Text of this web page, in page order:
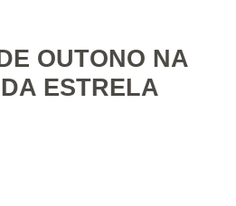
OUTONO NA
ESTRELA